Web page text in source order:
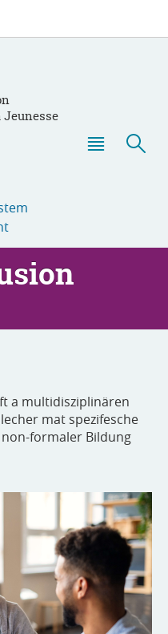
a multidisziplinären
mat spezifesche
formaler Bildung